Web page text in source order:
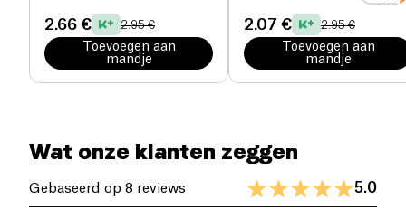
2.66 € 2.95 €
Toevoegen aan
mandje
2.07 € 2.95 €
Toevoegen aan
mandje
Wat onze klanten zeggen
Gebaseerd op 8 reviews 5.0